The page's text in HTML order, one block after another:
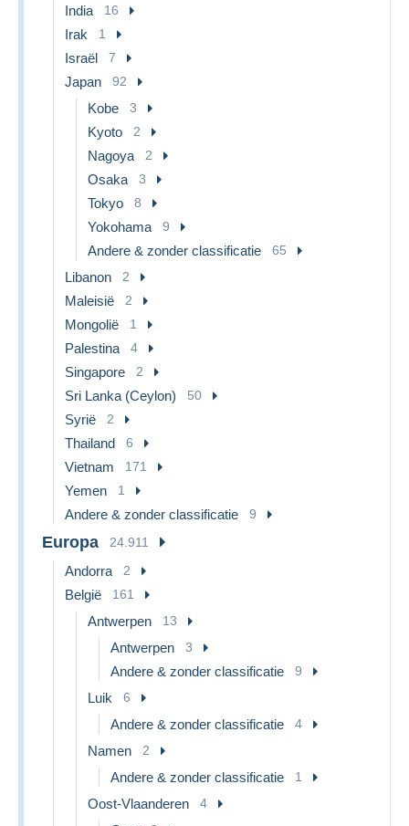
India 16
Irak 1
Israël 7
Japan 92
Kobe 3
Kyoto 2
Nagoya 2
Osaka 3
Tokyo 8
Yokohama 9
Andere & zonder classificatie 65
Libanon 2
Maleisië 2
Mongolië 1
Palestina 4
Singapore 2
Sri Lanka (Ceylon) 50
Syrië 2
Thailand 6
Vietnam 171
Yemen 1
Andere & zonder classificatie 9
Europa 24.911
Andorra 2
België 161
Antwerpen 13
Antwerpen 3
Andere & zonder classificatie 9
Luik 6
Andere & zonder classificatie 4
Namen 2
Andere & zonder classificatie 1
Oost-Vlaanderen 4